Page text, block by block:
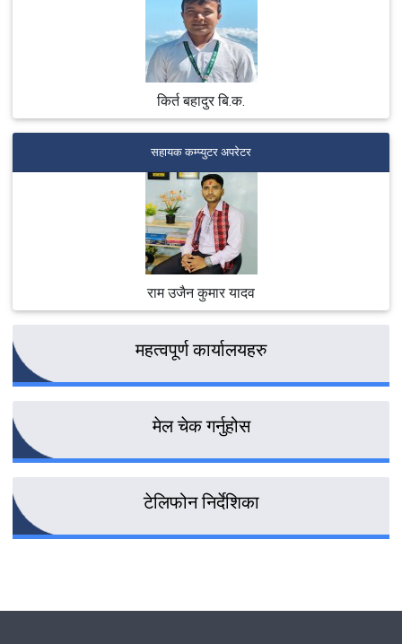
माननिय महान्यायाधिबक्ता श्री अग्नि प्रसाद खरेल ज्यू बाट
जिल्ला सरकारी वकील कार्यालय प्यूठानकाे नबनिर्मित
भवनकाे समुदघाटन ।
समुदायमा सरकारी वकील र प्रहरी साझेदारी कार्यक्रम
कानून संकायका बिध्यार्थी माझ सरकारी वकील बिध्यार्थि
सम्बाद कार्यक्रम समपन्न्
कार्यालयकाे निर्माणाधिन भवनको निरिक्षण
समुदायमा सरकारी वकील कार्यक्रम अन्तर्गत सरकारी
वकील बिद्यार्थी संम्वाद कार्यक्रम सम्पन्न
सरकारी वकील बिध्यार्थि सम्बाद कार्यक्रम समपन्न्
किर्त बहादुर बि.क.
सहायक कम्प्युटर अपरेटर
राम उजैन कुमार यादव
महत्वपूर्ण कार्यालयहरु
मेल चेक गर्नुहोस
टेलिफोन निर्देशिका